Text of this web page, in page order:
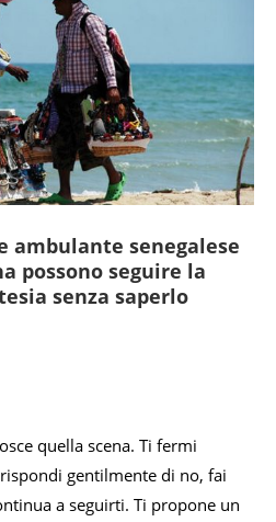
ambulante senegalese
possono seguire la
senza saperlo
quella scena. Ti fermi
gentilmente di no, fai
a seguirti. Ti propone un